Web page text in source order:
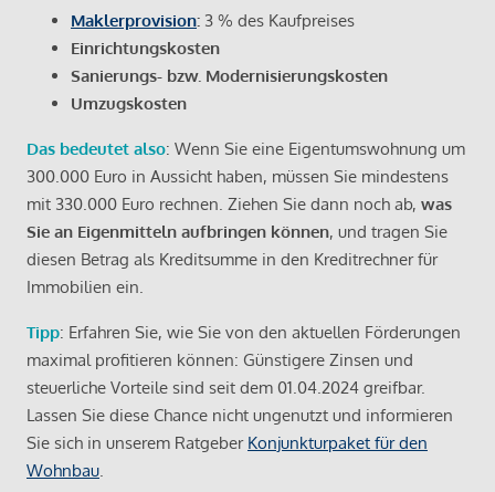
Maklerprovision: 3 % des Kaufpreises
Einrichtungskosten
Sanierungs- bzw. Modernisierungskosten
Umzugskosten
Das bedeutet also: Wenn Sie eine Eigentumswohnung um
300.000 Euro in Aussicht haben, müssen Sie mindestens
mit 330.000 Euro rechnen. Ziehen Sie dann noch ab, was
Sie an Eigenmitteln aufbringen können, und tragen Sie
diesen Betrag als Kreditsumme in den Kreditrechner für
Immobilien ein.
Tipp: Erfahren Sie, wie Sie von den aktuellen Förderungen
maximal profitieren können: Günstigere Zinsen und
steuerliche Vorteile sind seit dem 01.04.2024 greifbar.
Lassen Sie diese Chance nicht ungenutzt und informieren
Sie sich in unserem Ratgeber Konjunkturpaket für den
Wohnbau.